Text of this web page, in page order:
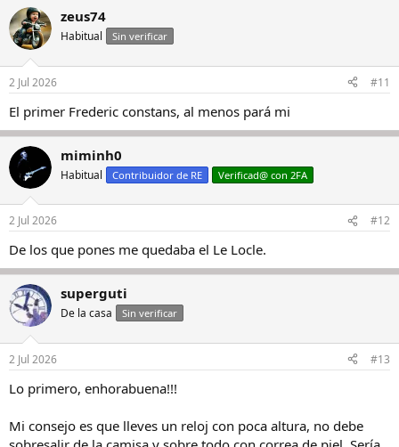
zeus74
Habitual Sin verificar
2 Jul 2026 #11
El primer Frederic constans, al menos pará mi
miminh0
Habitual Contribuidor de RE Verificad@ con 2FA
2 Jul 2026 #12
De los que pones me quedaba el Le Locle.
superguti
De la casa Sin verificar
2 Jul 2026 #13
Lo primero, enhorabuena!!!
Mi consejo es que lleves un reloj con poca altura, no debe